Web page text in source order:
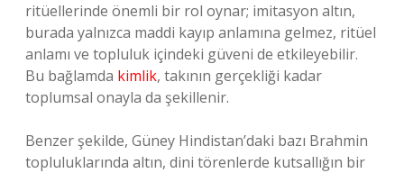
ritüellerinde önemli bir rol oynar; imitasyon altın,
burada yalnızca maddi kayıp anlamına gelmez, ritüel
anlamı ve topluluk içindeki güveni de etkileyebilir.
Bu bağlamda kimlik, takının gerçekliği kadar
toplumsal onayla da şekillenir.
Benzer şekilde, Güney Hindistan’daki bazı Brahmin
topluluklarında altın, dini törenlerde kutsallığın bir